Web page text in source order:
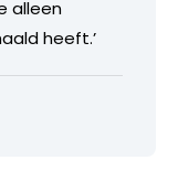
alleen
heeft.’